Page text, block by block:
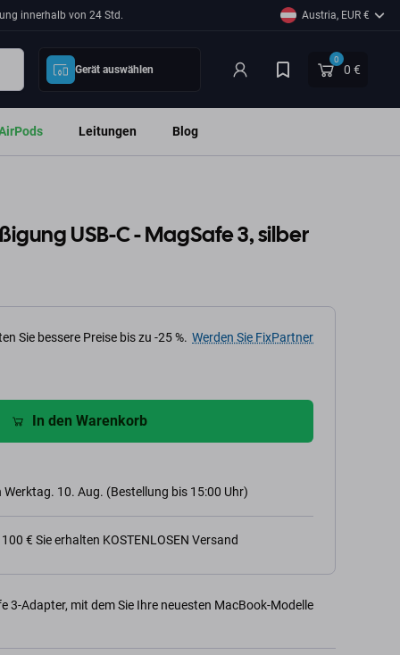
innerhalb von 24 Std. Austria, EUR €
Gerät auswählen
0
0 €
Leitungen Blog
USB-C - MagSafe 3, silber
Sie bessere Preise bis zu -25 %. Werden Sie FixPartner
In den Warenkorb
10. Aug. (Bestellung bis 15:00 Uhr)
€ Sie erhalten KOSTENLOSEN Versand
3-Adapter, mit dem Sie Ihre neuesten MacBook-Modelle